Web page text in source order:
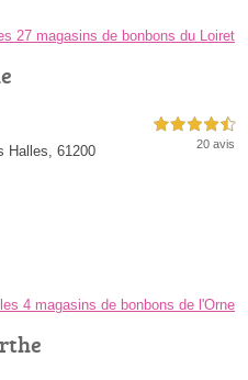
27 magasins de bonbons du Loiret
Halles, 61200
4,5 étoiles sur 5
20 avis
4 magasins de bonbons de l'Orne